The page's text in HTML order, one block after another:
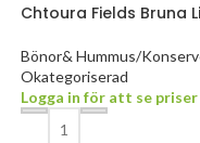
Chtoura Fields Bruna
Bönor& Hummus/
Okategoriserad
Logga in för att se priser